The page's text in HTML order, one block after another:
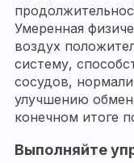
Умеренная
воздух
систему,
сосудов,
улучшению
конечном итоге
Выполняйте